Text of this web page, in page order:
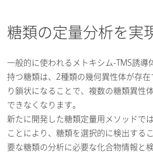
糖類の定量分析を実
一般的に使われるメトキシム-TMS誘導
持つ糖類は、2種類の幾何異性体が存
り鎖状になることで、複数の糖類異性
できなくなります。
新たに開発した糖類定量用メソッドで
ことにより、糖類を選択的に検出する
要な糖類の分析に必要な化合物情報と